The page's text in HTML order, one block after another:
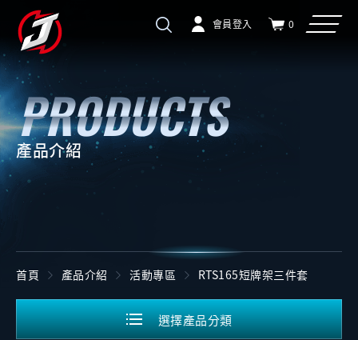
會員登入 0
產品介紹
首頁 產品介紹 活動專區 RTS165短牌架三件套
選擇產品分類